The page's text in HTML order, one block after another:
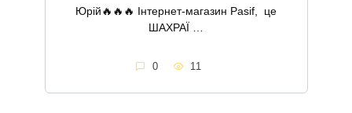
Юрій🔥🔥🔥 Інтернет-магазин Pasif, це
ШАХРАЇ …
0 11